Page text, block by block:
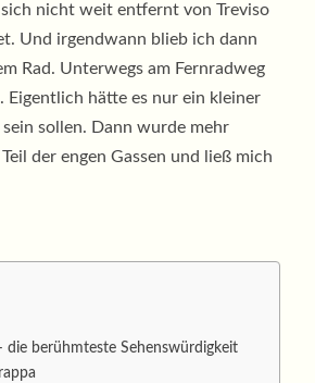
nicht weit entfernt von Treviso
Und irgendwann blieb ich dann
Rad. Unterwegs am Fernradweg
Eigentlich hätte es nur ein kleiner
sollen. Dann wurde mehr
der engen Gassen und ließ mich
die berühmteste Sehenswürdigkeit